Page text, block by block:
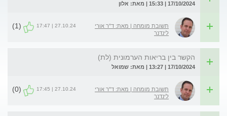
17/10/2024 | 15:33 | מאת: אלון
תשובת מומחה | מאת: ד"ר אורי
לינדנר
27.10.24 | 17:47
(1)
הקשר בין בריאות הערמונית (לת)
17/10/2024 | 13:27 | מאת: שמואל
תשובת מומחה | מאת: ד"ר אורי
לינדנר
27.10.24 | 17:45
(0)